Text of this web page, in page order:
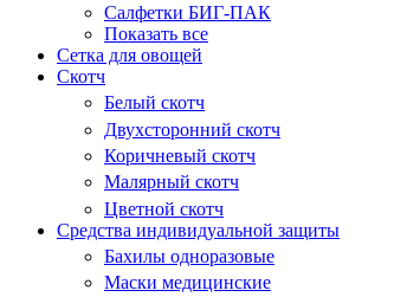
Салфетки БИГ-ПАК
Показать все
Сетка для овощей
Скотч
Белый скотч
Двухсторонний скотч
Коричневый скотч
Малярный скотч
Цветной скотч
Средства индивидуальной защиты
Бахилы одноразовые
Маски медицинские